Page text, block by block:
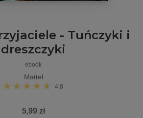
- Tuńczyki i
dreszczyki
ebook
Mattel
4,8
5,99 zł